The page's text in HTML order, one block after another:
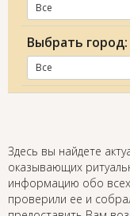
Все
Выбрать город:
Все
Здесь вы найдете
оказывающих
информацию обо всех
проверили ее и